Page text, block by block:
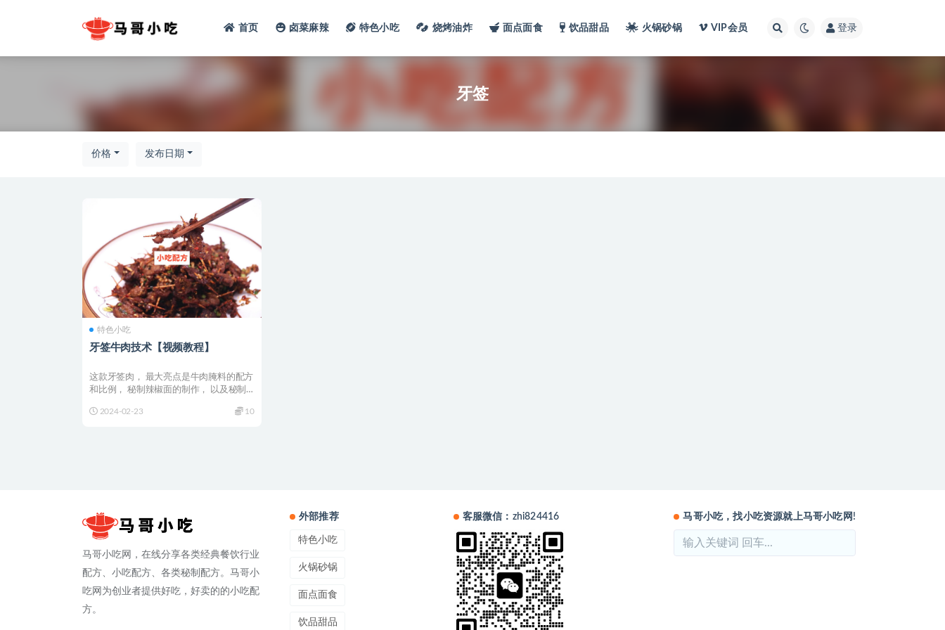
首页 卤菜麻辣 特色小吃 烧烤油炸 面点面食 饮品甜品 火锅砂锅 VIP会员 登录
牙签
价格 发布日期
特色小吃
牙签牛肉技术【视频教程】
这款牙签肉， 最大亮点是牛肉腌料的配方
和比例， 秘制辣椒面的制作， 以及秘制
2024-02-23
10
马哥小吃网，在线分享各类经典餐饮行业
配方、小吃配方、各类秘制配方。马哥小
吃网为创业者提供好吃，好卖的的小吃配
方。
外部推荐
特色小吃
火锅砂锅
面点面食
饮品甜品
客服微信：zhi824416 马哥小吃，找小吃资源就上马哥小吃网!